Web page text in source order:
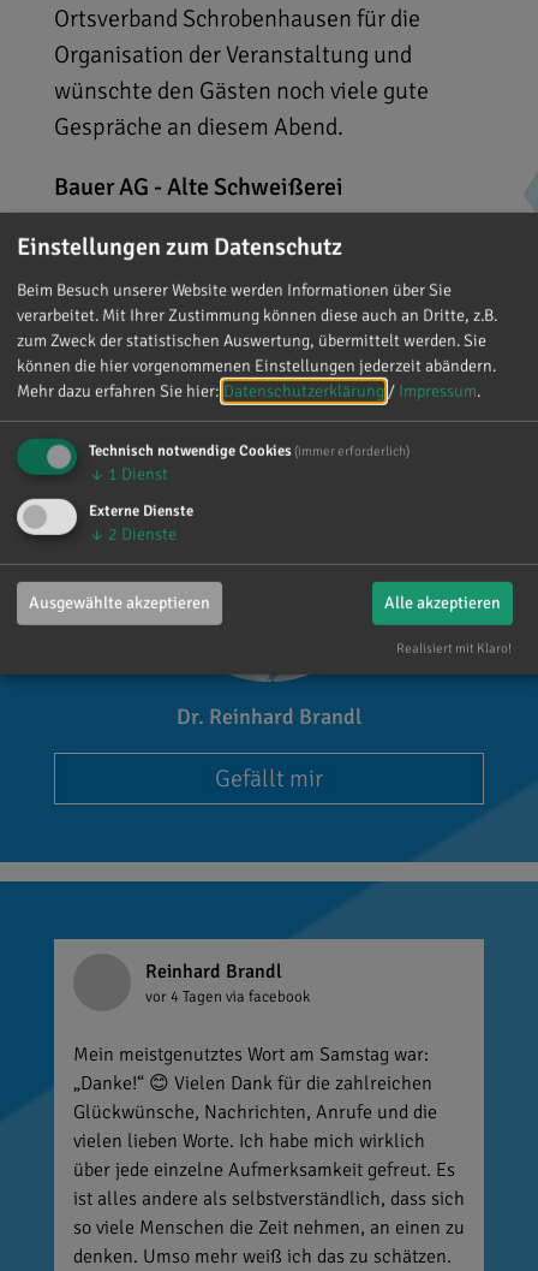
Ortsverband Schrobenhausen für die
Organisation der Veranstaltung und
wünschte den Gästen noch viele gute
Gespräche an diesem Abend.
Bauer AG - Alte Schweißerei
Bauerstraße 1
86529Schrobenhausen
Dr. Reinhard Brandl
Gefällt mir
Reinhard Brandl
vor 4 Tagen via facebook
Mein meistgenutztes Wort am Samstag war:
„Danke!“ 😊 Vielen Dank für die zahlreichen
Glückwünsche, Nachrichten, Anrufe und die
vielen lieben Worte. Ich habe mich wirklich
über jede einzelne Aufmerksamkeit gefreut. Es
ist alles andere als selbstverständlich, dass sich
so viele Menschen die Zeit nehmen, an einen zu
denken. Umso mehr weiß ich das zu schätzen.
Einstellungen zum Datenschutz
Beim Besuch unserer Website werden Informationen über Sie
verarbeitet. Mit Ihrer Zustimmung können diese auch an Dritte, z.B.
zum Zweck der statistischen Auswertung, übermittelt werden. Sie
können die hier vorgenommenen Einstellungen jederzeit abändern.
Mehr dazu erfahren Sie hier: Datenschutzerklärung / Impressum.
Technisch notwendige Cookies (immer erforderlich)
↓ 1 Dienst
Externe Dienste
↓ 2 Dienste
Ausgewählte akzeptieren Alle akzeptieren
Realisiert mit Klaro!